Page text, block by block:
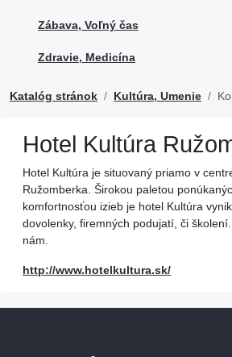
Zábava, Voľný čas
Zdravie, Medicína
Katalóg stránok Kultúra, Umenie
Hotel Kultúra
Hotel Kultúra je situovaný priamo v
Ružomberka. Širokou paletou
komfortnosťou izieb je hotel Kultúra
dovolenky, firemných podujatí, či
nám.
http://www.hotelkultura.sk/